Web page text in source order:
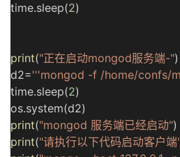
time.sleep(2)
print("正在启动mongod服务端-")
d2='''mongod -f /home/confs/
time.sleep(2)
os.system(d2)
print("mongod 服务端已经启动")
print("请执行以下代码启动客户端